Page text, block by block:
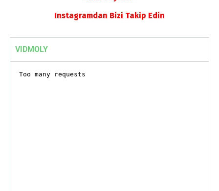
Instagramdan Bizi Takip Edin
VIDMOLY